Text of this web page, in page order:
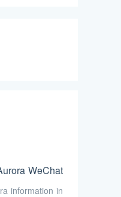
WeChat
information in